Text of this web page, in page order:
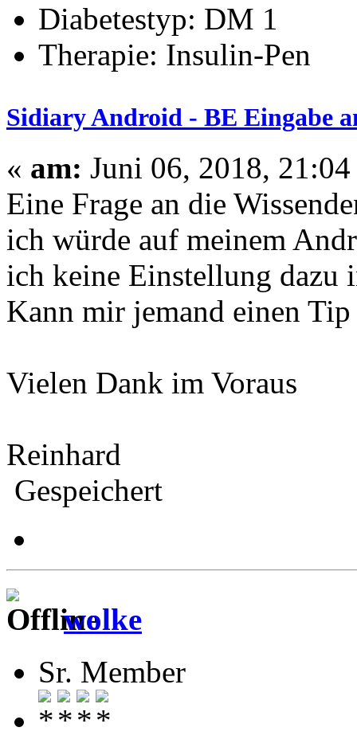
Diabetestyp: DM 1
Therapie: Insulin-Pen
Sidiary Android - BE Eingabe
« am: Juni 06, 2018,
Eine Frage an die
ich würde auf meinem
ich keine Einstellung dazu
Kann mir jemand einen Tip
Vielen Dank im Voraus
Reinhard
Gespeichert
wolke
Sr. Member